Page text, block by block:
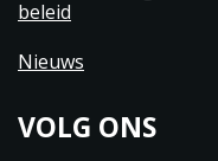
beleid
Nieuws
VOLG ONS